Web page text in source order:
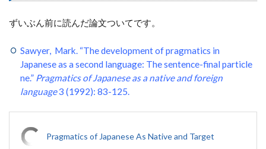
ずいぶん前に読んだ論文ついてです。
Sawyer, Mark. “The development of pragmatics in
Japanese as a second language: The sentence-final particle
ne.” Pragmatics of Japanese as a native and foreign
language3 (1992): 83-125.
Pragmatics of Japanese As Native and Target